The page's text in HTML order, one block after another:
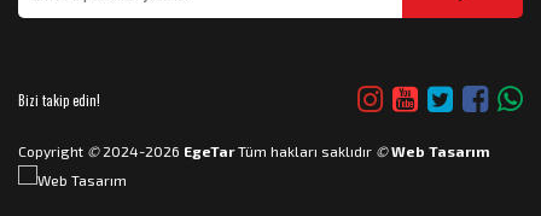
Bizi takip edin!
Copyright ©2024-2026 EgeTarTüm hakları saklıdır © Web Tasarım